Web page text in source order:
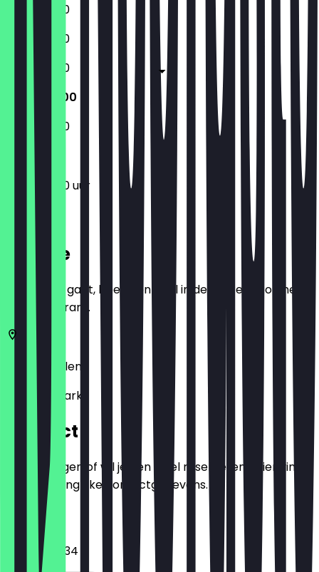
11:30 - 22:00
11:30 - 22:00
11:30 - 23:00
11:30 - 23:00
11:30 - 22:00
11:30 - 23:00 uur
Locatie
Voordat je gaat, boek een deal in de app en toon het in
het restaurant.
50670
Keulen
Im Mediapark 1
Contact
Heb je vragen of wil je een tafel reserveren? Hier vind
je alle belangrijke contactgegevens.
Telefoon
022117062134